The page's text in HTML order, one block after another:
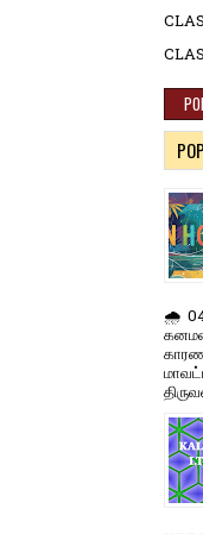
🌧️